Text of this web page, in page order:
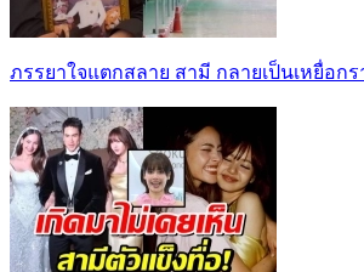
ภรรยาใจแตกสลาย สามี กลายเป็นเหยื่อกร